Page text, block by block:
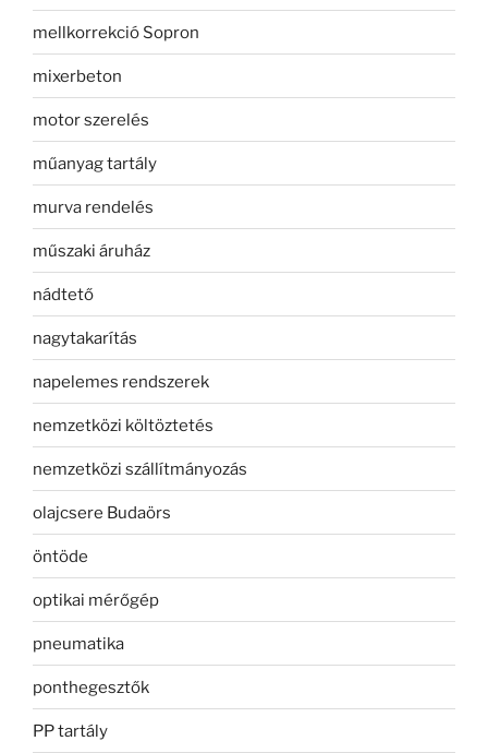
mellkorrekció Sopron
mixerbeton
motor szerelés
műanyag tartály
murva rendelés
műszaki áruház
nádtető
nagytakarítás
napelemes rendszerek
nemzetközi költöztetés
nemzetközi szállítmányozás
olajcsere Budaörs
öntöde
optikai mérőgép
pneumatika
ponthegesztők
PP tartály